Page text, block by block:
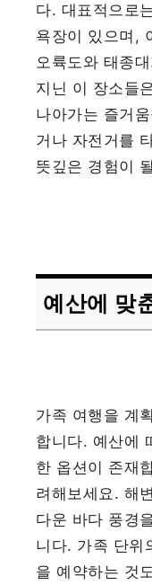
다. 대표적으로
욕장이 있으며,
오륙도와 태종
지닌 이 장소들
나아가는 즐거
거나 자전거를
뜻깊은 경험이
예산에 맞
가족 여행을 계
합니다. 예산에
한 옵션이 존재
려해보세요. 해
다운 바다 풍경
니다. 가족 단위
을 예약하는 것